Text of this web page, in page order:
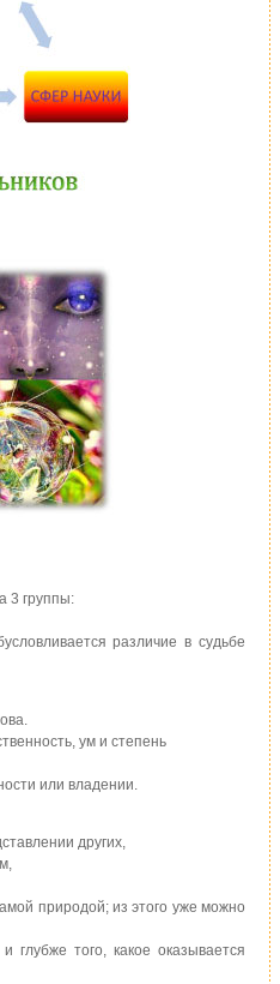
3 группы:
различие в судьбе
ум и степень
или владении.
других,
природой; из этого уже можно
глубже того, какое оказывается